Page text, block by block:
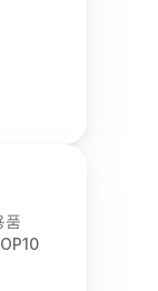
품